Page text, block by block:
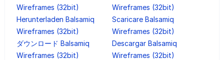
Wireframes (32bit)
Wireframes (32bit)
Herunterladen Balsamiq
Wireframes (32bit)
Scaricare Balsamiq
Wireframes (32bit)
ダウンロード Balsamiq
Wireframes (32bit)
Descargar Balsamiq
Wireframes (32bit)